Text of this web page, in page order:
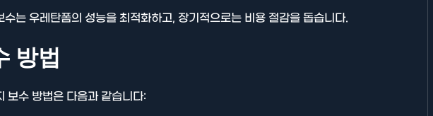
수는 우레탄폼의 성능을 최적화하고, 장기적으로는 비용 절감을 돕습니다.
방법
보수 방법은 다음과 같습니다:
기타분류